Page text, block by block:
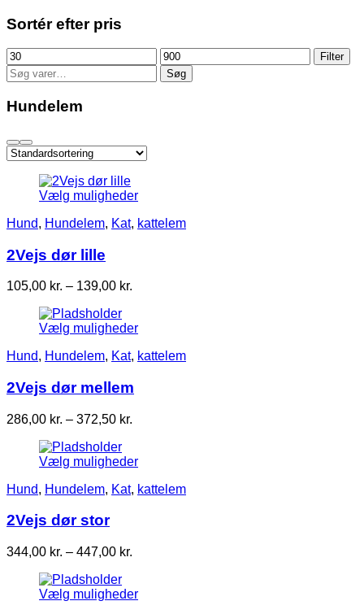
Sortér efter pris
Mindste
pris
Højeste
pris
Filter
Søg
efter:
Søg
Hundelem
Vælg muligheder
Hund, Hundelem, Kat, kattelem
2Vejs dør lille
105,00 kr. – 139,00 kr.
139,00 kr.
Vælg muligheder
Hund, Hundelem, Kat, kattelem
2Vejs dør mellem
286,00 kr. – 372,50 kr.
372,50 kr.
Vælg muligheder
Hund, Hundelem, Kat, kattelem
2Vejs dør stor
344,00 kr. – 447,00 kr.
447,00 kr.
Vælg muligheder